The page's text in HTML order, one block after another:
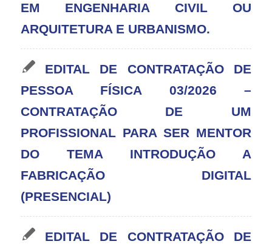
EM ENGENHARIA CIVIL OU
ARQUITETURA E URBANISMO.
EDITAL DE CONTRATAÇÃO DE
PESSOA FÍSICA 03/2026 –
CONTRATAÇÃO DE UM
PROFISSIONAL PARA SER MENTOR
DO TEMA INTRODUÇÃO A
FABRICAÇÃO DIGITAL
(PRESENCIAL)
EDITAL DE CONTRATAÇÃO DE